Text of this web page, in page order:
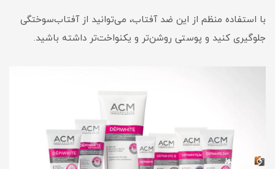
با استفاده منظم از این ضد آفتاب، می‌توانید از آفتاب‌سوختگی
جلوگیری کنید و پوستی روشن‌تر و یکنواخت‌تر داشته باشید.